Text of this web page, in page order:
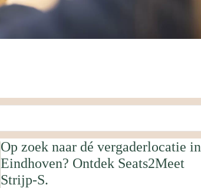
Op zoek naar dé vergaderlocatie in
Eindhoven? Ontdek Seats2Meet
Strijp-S.